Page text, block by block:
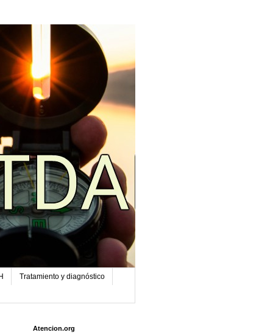
Tratamiento y diagnóstico
Atencion.org